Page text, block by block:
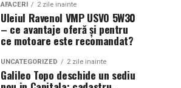
AFACERI 2 zile inainte
Uleiul Ravenol VMP USVO 5W30
– ce avantaje oferă și pentru
ce motoare este recomandat?
UNCATEGORIZED 2 zile inainte
Galileo Topo deschide un sediu